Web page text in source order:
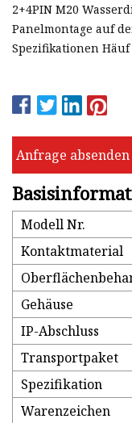
2+4PIN M20
Panelmontage auf
Spezifikationen Häuf
Anfrage absenden
Modell Nr.
Kontaktmaterial
Gehäuse
IP-Abschluss
Transportpaket
Spezifikation
Warenzeichen